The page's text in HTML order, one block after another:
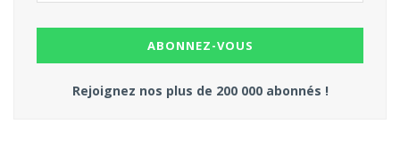
Rejoignez nos plus de 200 000 abonnés !